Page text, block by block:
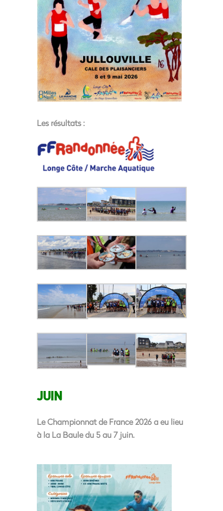
Les résultats :
JUIN
Le Championnat de France 2026 a eu lieu
à la La Baule du 5 au 7 juin.